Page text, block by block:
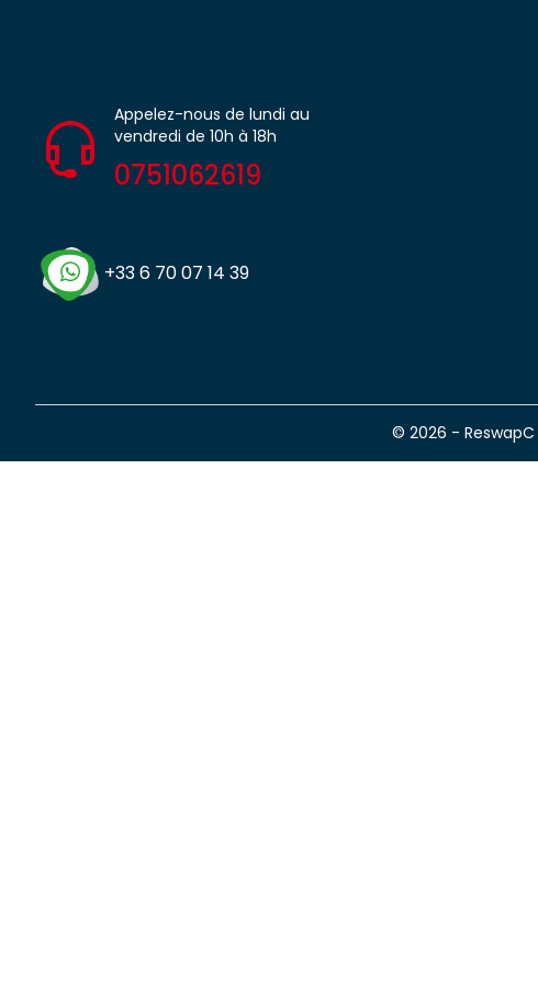
Appelez-nous de lundi au
vendredi de 10h à 18h
0751062619
+33 6 70 07 14 39
© 2026 - ReswapC